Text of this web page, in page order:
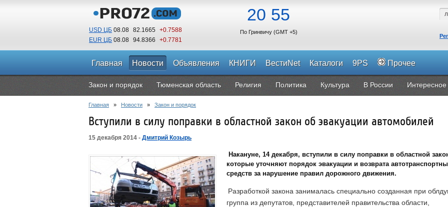
USD ЦБ 08.08 82.1665 +0.7588
EUR ЦБ 08.08 94.8366 +0.7781
20 55
По Гринвичу (GMT +5)
Главная Новости Объявления КНИГИ ВестиNet Каталоги 9PS Прочее
Закон и порядок Тюменская область Религия Политика Культура В России Интересное
Главная » Новости » Закон и порядок
Вступили в силу поправки в областной закон об эвакуации автомобилей
15 декабря 2014 - Дмитрий Козырь
Накануне, 14 декабря, вступили в силу поправки в областной
которые уточняют порядок эвакуации и возврата
средств за нарушение правил дорожного движения.
Разработкой закона занималась специально созданная при
группа из депутатов, представителей правительства области,